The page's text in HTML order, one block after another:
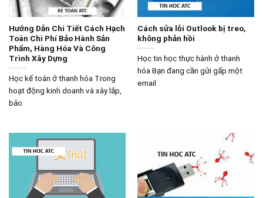
Hướng Dẫn Chi Tiết Cách Hạch
Toán Chi Phí Bảo Hành Sản
Phẩm, Hàng Hóa Và Công
Trình Xây Dựng
Học kế toán ở thanh hóa Trong
hoạt động kinh doanh và xây lắp,
bảo
Cách sửa lỗi Outlook bị treo,
không phản hồi
Học tin học thực hành ở thanh
hóa Bạn đang cần gửi gấp một
email